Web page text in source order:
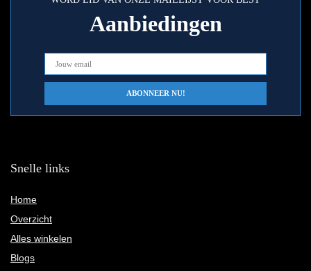
Aanbiedingen
Snelle links
Home
Overzicht
Alles winkelen
Blogs